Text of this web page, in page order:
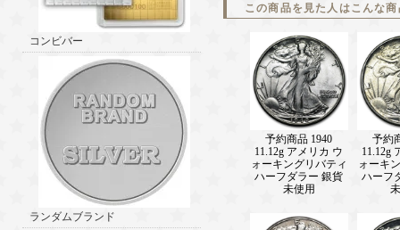
コンビバー
ランダムブランド
この商品を見た人はこんな
予約商品 1940
11.12g アメリカ ウ
ォーキングリバティ
ハーフダラー 銀貨
未使用
予約
11.12g
ォーキ
ハーフ